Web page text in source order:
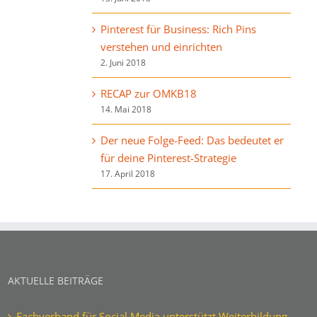
Pinterest für Business: Rich Pins
verstehen und einrichten
2. Juni 2018
RECAP zur OMKB18
14. Mai 2018
Der neue Folge-Feed: Das bedeutet er
für deine Pinterest-Strategie
17. April 2018
AKTUELLE BEITRÄGE